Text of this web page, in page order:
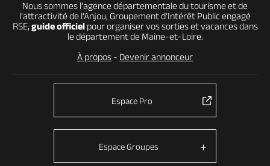
Nous sommes l’agence départementale du tourisme et de
l’attractivité de l’Anjou, Groupement d’Intérêt Public engagé
RSE, guide officielpour organiser vos sorties et vacances dans
le département de Maine-et-Loire.
À propos - Devenir annonceur
Espace Pro
Espace Groupes